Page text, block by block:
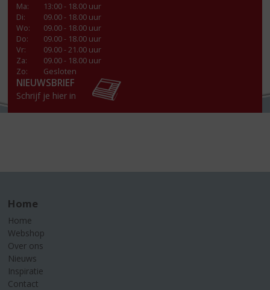
Ma:
13:00 - 18.00 uur
Di:
09.00 - 18.00 uur
Wo:
09.00 - 18.00 uur
Do:
09.00 - 18.00 uur
Vr:
09.00 - 21.00 uur
Za:
09.00 - 18.00 uur
Zo:
Gesloten
NIEUWSBRIEF
Schrijf je hier in
Home
Home
Webshop
Over ons
Nieuws
Inspiratie
Contact